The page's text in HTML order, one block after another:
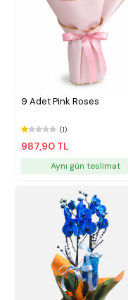
9 Adet Pink Roses
(1)
987,90 TL
Aynı gün teslimat